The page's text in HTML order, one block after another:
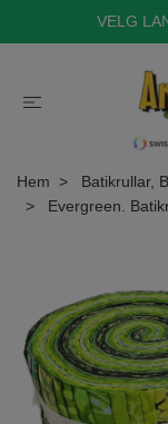
VELG
Hem
Batikrullar,
Evergreen.